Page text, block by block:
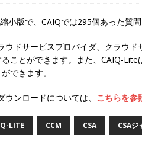
小版で、CAIQでは295個あった質
ウドサービスプロバイダ、クラウ
ことができます。また、CAIQ-
できます。
ンロードについては、 こちらを参
LITE CCM CSA CSAジ